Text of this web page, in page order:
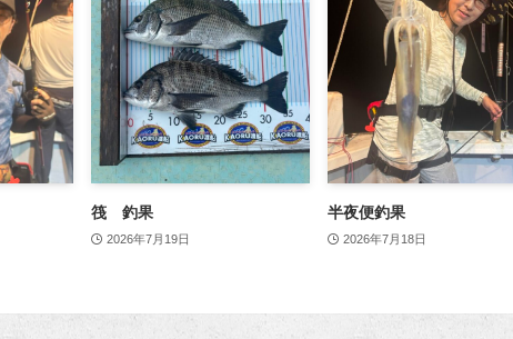
筏 釣果
2026年7月19日
半夜便釣果
2026年7月18日